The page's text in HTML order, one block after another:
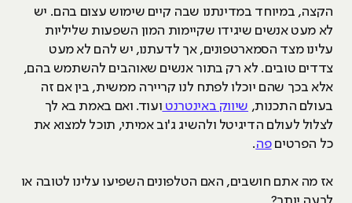
הקצה, במיוחד במדינתנו שבה קיים שימוש עצום בהם. יש
לא מעט אנשים שיגידו שקיימות המון השפעות שליליות
עלינו מצד הסמארטפונים, אך לדעתנו, יש להם לא מעט
צדדים טובים. לא רק בתור אנשים שאוהבים להשתמש בהם,
אלא בכך שהם יוכלו לפתח לנו קריירה ממשית, בין אם זה
בעולם התכנות, שיווק באינטרנט ועוד. ואם באמת בא לך
לצלול לעולם הדיגיטל ולהשיג ג'וב אמיתי, תוכל למצוא את
כל הפרטיםפה.
אז מה אתם חושבים, האם הטלפונים השפיעו עלינו לטובה או